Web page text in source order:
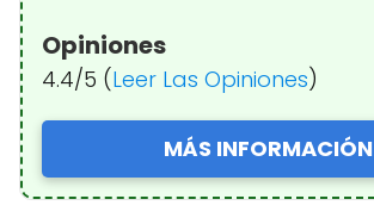
Opiniones
4.4/5 (Leer Las Opiniones)
MÁS INFORMACIÓN